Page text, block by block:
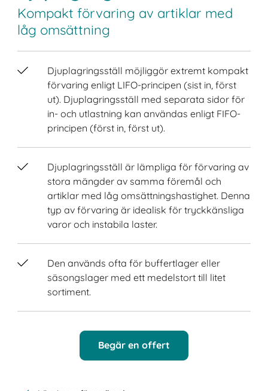
Kompakt förvaring av artiklar med
låg omsättning
Djuplagringsställ möjliggör extremt kompakt
förvaring enligt LIFO-principen (sist in, först
ut). Djuplagringsställ med separata sidor för
in- och utlastning kan användas enligt FIFO-
principen (först in, först ut).
Djuplagringsställ är lämpliga för förvaring av
stora mängder av samma föremål och
artiklar med låg omsättningshastighet. Denna
typ av förvaring är idealisk för tryckkänsliga
varor och instabila laster.
Den används ofta för buffertlager eller
säsongslager med ett medelstort till litet
sortiment.
Begär en offert